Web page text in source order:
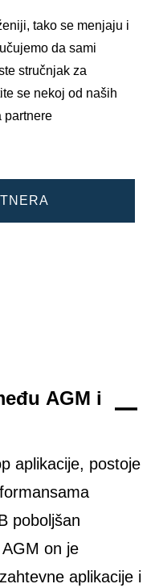
tako se menjaju i
da sami
stručnjak za
se nekoj od naših
partnere
AGM i
aplikacije, postoje
poboljšan
on je
aplikacije i